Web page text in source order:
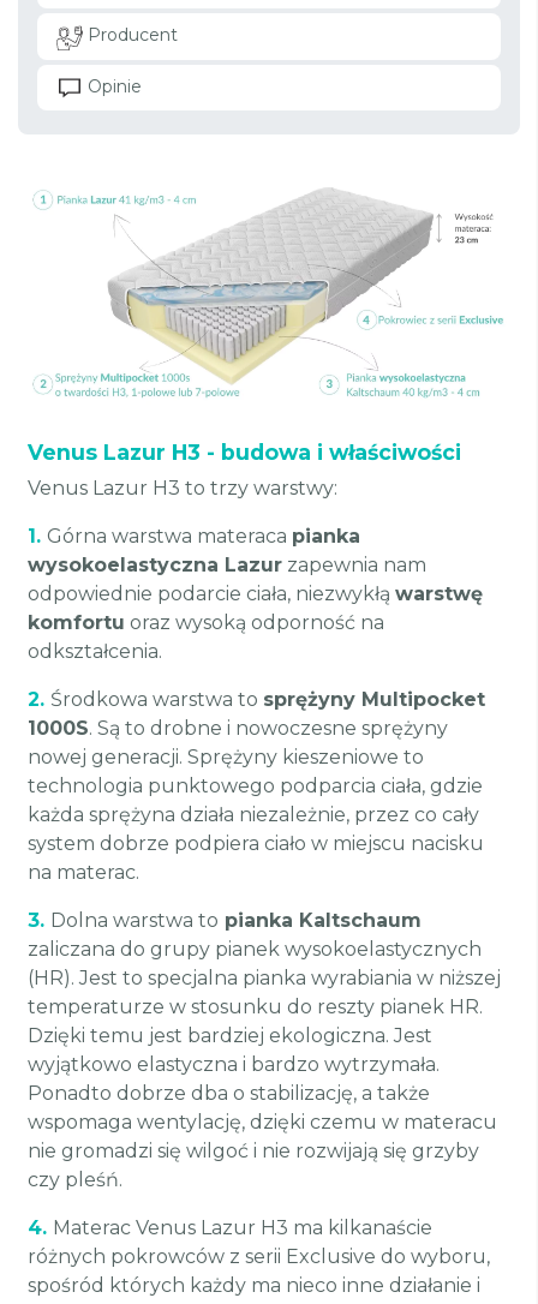
Producent
Opinie
Venus Lazur H3 - budowa i właściwości
Venus Lazur H3 to trzy warstwy:
1. Górna warstwa materaca pianka
wysokoelastyczna Lazur zapewnia nam
odpowiednie podarcie ciała, niezwykłą warstwę
komfortu oraz wysoką odporność na
odkształcenia.
2. Środkowa warstwa to sprężyny Multipocket
1000S. Są to drobne i nowoczesne sprężyny
nowej generacji. Sprężyny kieszeniowe to
technologia punktowego podparcia ciała, gdzie
każda sprężyna działa niezależnie, przez co cały
system dobrze podpiera ciało w miejscu nacisku
na materac.
3. Dolna warstwa to pianka Kaltschaum
zaliczana do grupy pianek wysokoelastycznych
(HR). Jest to specjalna pianka wyrabiania w niższej
temperaturze w stosunku do reszty pianek HR.
Dzięki temu jest bardziej ekologiczna. Jest
wyjątkowo elastyczna i bardzo wytrzymała.
Ponadto dobrze dba o stabilizację, a także
wspomaga wentylację, dzięki czemu w materacu
nie gromadzi się wilgoć i nie rozwijają się grzyby
czy pleśń.
4. Materac Venus Lazur H3 ma kilkanaście
różnych pokrowców z serii Exclusive do wyboru,
spośród których każdy ma nieco inne działanie i